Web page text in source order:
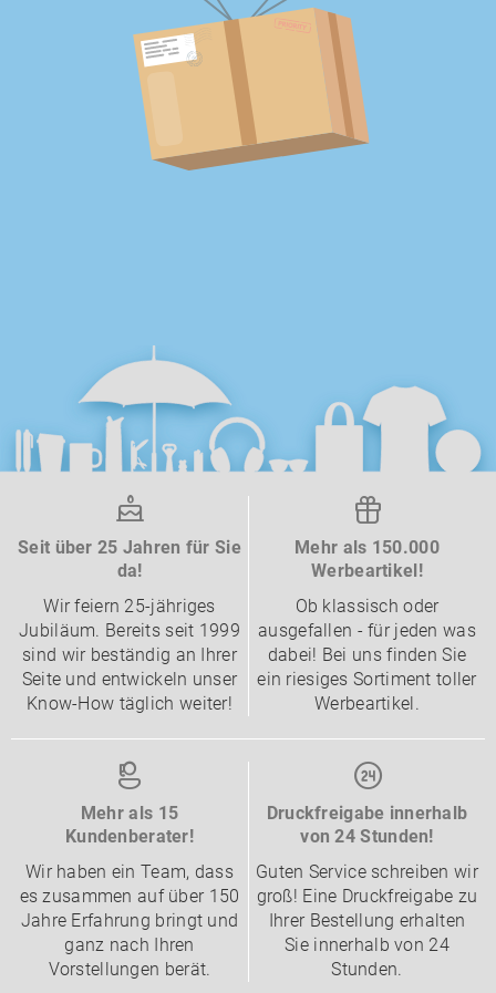
Seit über 25 Jahren für Sie
da!
Wir feiern 25-jähriges
Jubiläum. Bereits seit 1999
sind wir beständig an Ihrer
Seite und entwickeln unser
Know-How täglich weiter!
Mehr als 150.000
Werbeartikel!
Ob klassisch oder
ausgefallen - für jeden was
dabei! Bei uns finden Sie
ein riesiges Sortiment toller
Werbeartikel.
Mehr als 15
Kundenberater!
Wir haben ein Team, dass
es zusammen auf über 150
Jahre Erfahrung bringt und
ganz nach Ihren
Vorstellungen berät.
Druckfreigabe innerhalb
von 24 Stunden!
Guten Service schreiben wir
groß! Eine Druckfreigabe zu
Ihrer Bestellung erhalten
Sie innerhalb von 24
Stunden.